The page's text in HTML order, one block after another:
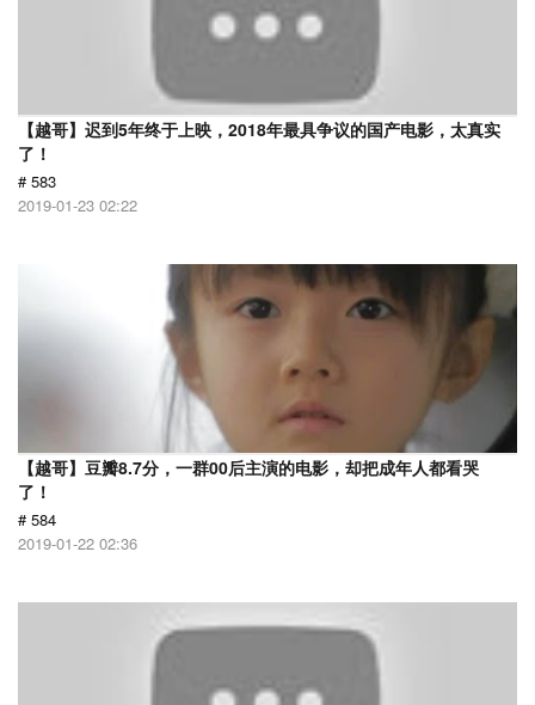
【越哥】迟到5年终于上映，2018年最具争议的国产电影，太真实
了！
# 583
2019-01-23 02:22
【越哥】豆瓣8.7分，一群00后主演的电影，却把成年人都看哭
了！
# 584
2019-01-22 02:36